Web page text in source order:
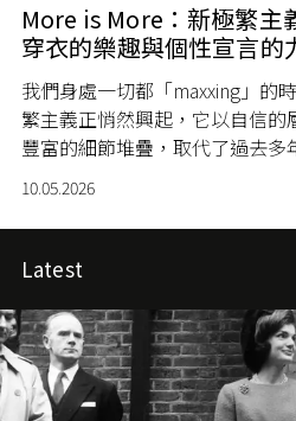
More is More：新極繁主
穿衣的樂趣與個性宣言的
我們身處一切都「maxxing」的
繁主義正悄然興起，它以自信
豐富的細節堆疊，取代了過去多
重新找回穿衣的樂趣與個性宣言
10.05.2026
Latest